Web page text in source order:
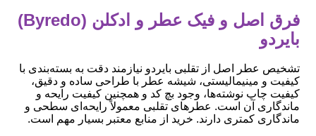
فرق اصل و فیک عطر و ادکلن (Byredo)
بایردو
تشخیص عطر اصل از تقلبی بایردو نیازمند دقت به بسته‌بندی با
کیفیت و مینیمالیستی، شیشه عطر با طراحی ساده و دقیق،
کیفیت چاپ نوشته‌ها، وجود بچ کد و همچنین کیفیت رایحه و
ماندگاری آن است. عطرهای تقلبی معمولاً رایحه‌ای سطحی و
ماندگاری کمتری دارند. خرید از منابع معتبر بسیار مهم است.